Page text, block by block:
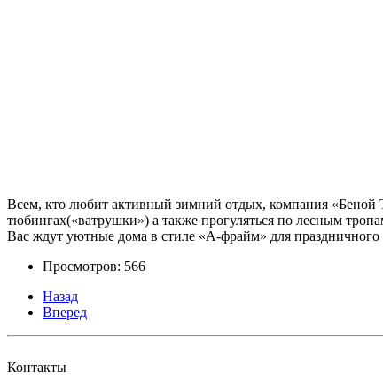
Всем, кто любит активный зимний отдых, компания «Беной
тюбингах(«ватрушки») а также прогуляться по лесным
Вас ждут уютные дома в стиле «А-фрайм» для
Просмотров: 566
Назад
Вперед
Контакты